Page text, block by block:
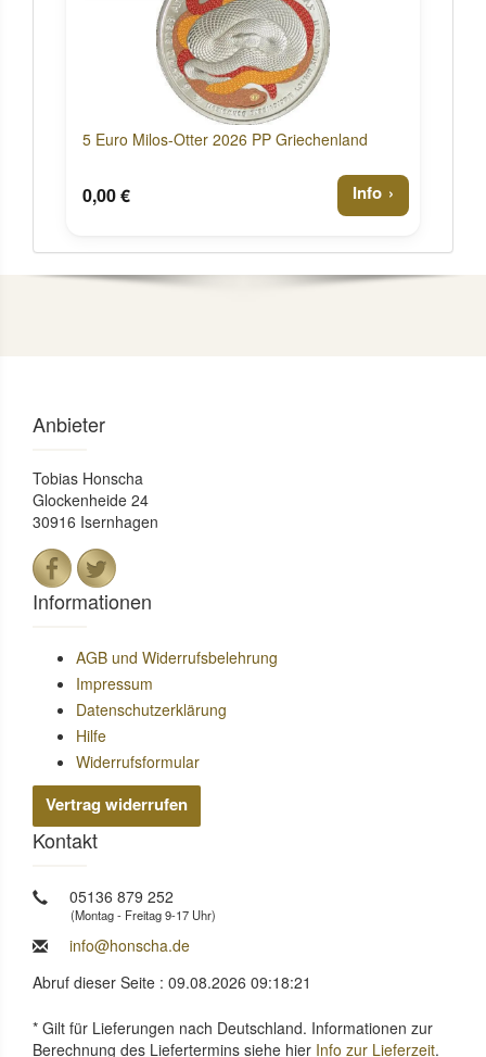
5 Euro Milos-Otter 2026 PP Griechenland
0,00 € Info
Anbieter
Tobias Honscha
Glockenheide 24
30916 Isernhagen
Informationen
AGB und Widerrufsbelehrung
Impressum
Datenschutzerklärung
Hilfe
Widerrufsformular
Vertrag widerrufen
Kontakt
05136 879 252
(Montag - Freitag 9-17 Uhr)
info@honscha.de
Abruf dieser Seite : 09.08.2026 09:18:21
* Gilt für Lieferungen nach Deutschland. Informationen zur
Berechnung des Liefertermins siehe hier Info zur Lieferzeit.